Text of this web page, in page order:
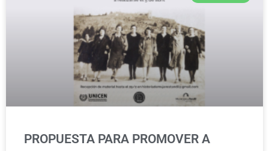
PROPUESTA PARA PROMOVER A